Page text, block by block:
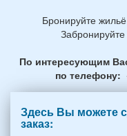
Бронируйте
По интересующим
по телефону:
Здесь Вы можете
заказ: